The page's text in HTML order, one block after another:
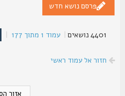
פרסם נושא חדש
| עמוד1מתוך177
|
1
חזור אל עמוד ראשי